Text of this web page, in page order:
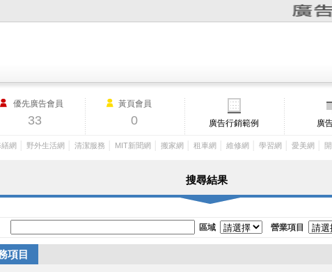
優先廣告會員
33
黃頁會員
0 廣告行銷範例 廣
繕網 野外生活網 清潔服務 MIT新聞網 搬家網 租車網 維修網 學習網 愛美網
搜尋結果
區域 營業項目
項目